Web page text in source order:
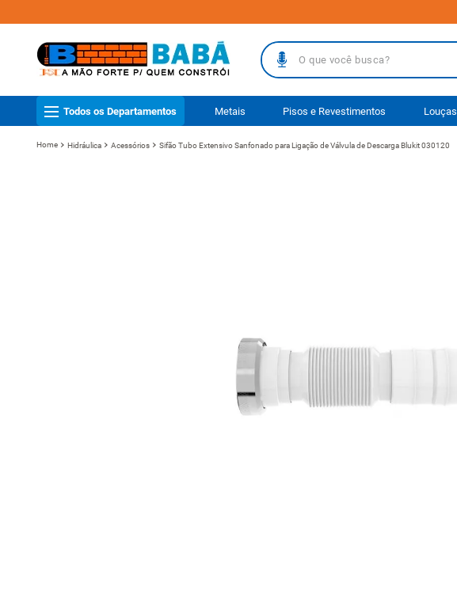
O que você busca?
Todos os Departamentos Metais Pisos e Revestimentos Louças
Hidráulica Acessórios Sifão Tubo Extensivo Sanfonado para Ligação de Válvula de Descarga Blukit 030120
TERMOS MAIS BUSCADOS
1º piso
porcelanato
9 porta